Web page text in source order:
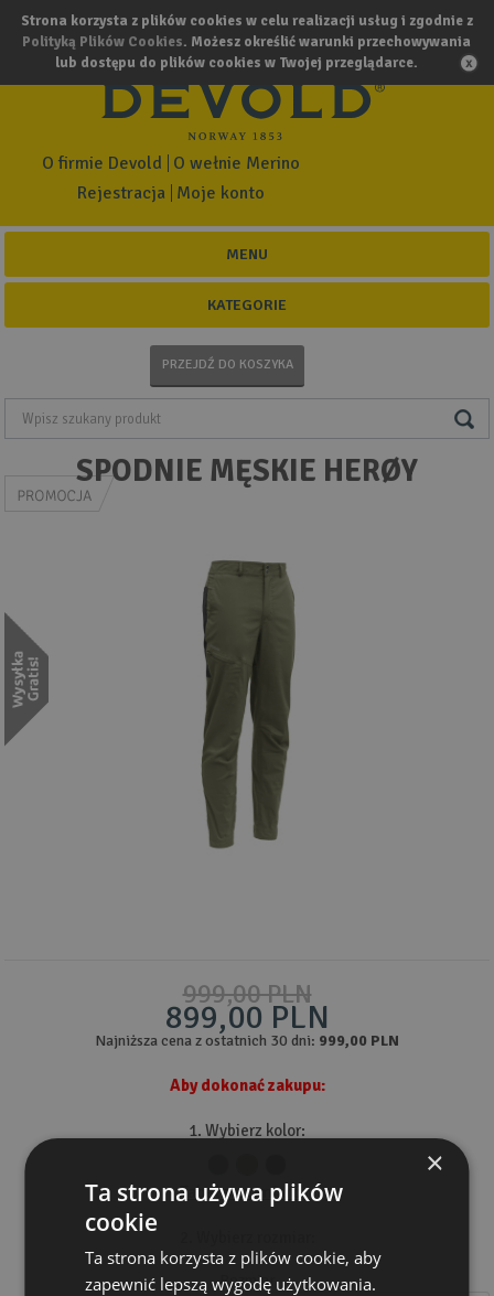
Strona korzysta z plików cookies w celu realizacji usług i zgodnie z
Polityką Plików Cookies. Możesz określić warunki przechowywania
lub dostępu do plików cookies w Twojej przeglądarce.
Rejestracja Moje konto
O firmie Devold O wełnie Merino
MENU
KATEGORIE
PRZEJDŹ DO KOSZYKA
SPODNIE MĘSKIE HERØY
999,00 PLN
899,00 PLN
Najniższa cena z ostatnich 30 dni: 999,00 PLN
Aby dokonać zakupu:
1. Wybierz kolor:
Tabela rozmiarów
Rozmiar
×
Ta strona używa plików
cookie
Ta strona korzysta z plików cookie, aby
zapewnić lepszą wygodę użytkowania.